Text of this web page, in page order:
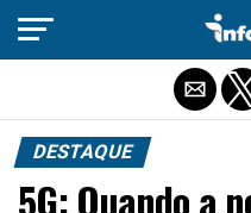
DESTAQUE
5G: Quando a
Sair da